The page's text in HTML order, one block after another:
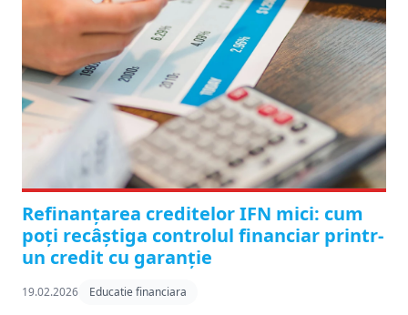
Refinanțarea creditelor IFN mici: cum
poți recâștiga controlul financiar printr-
un credit cu garanție
19.02.2026 Educatie financiara